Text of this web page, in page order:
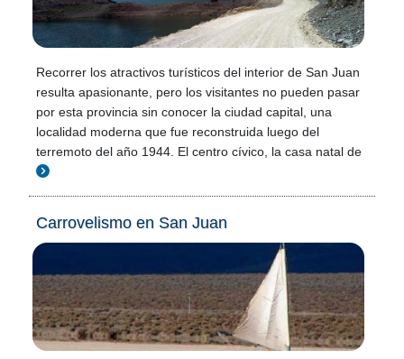
Recorrer los atractivos turísticos del interior de San Juan
resulta apasionante, pero los visitantes no pueden pasar
por esta provincia sin conocer la ciudad capital, una
localidad moderna que fue reconstruida luego del
terremoto del año 1944. El centro cívico, la casa natal de
Carrovelismo en San Juan